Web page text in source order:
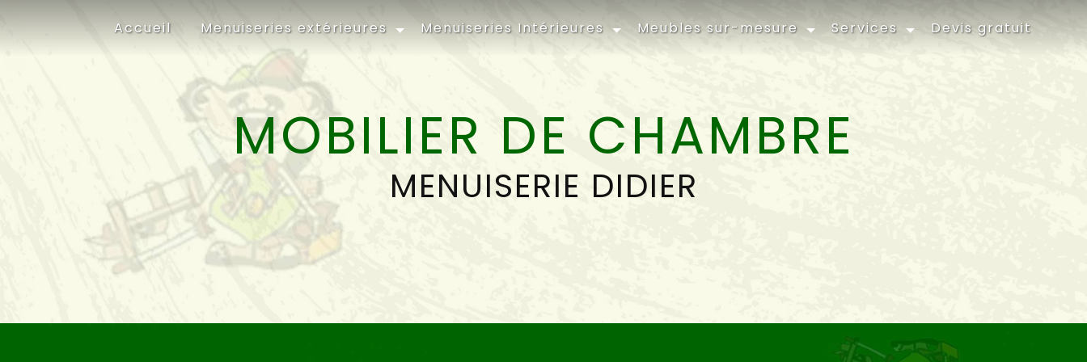
Accueil Menuiseries extérieures Menuiseries Intérieures Meubles sur-mesure Services Devis gratuit
MOBILIER DE CHAMBRE
MENUISERIE DIDIER